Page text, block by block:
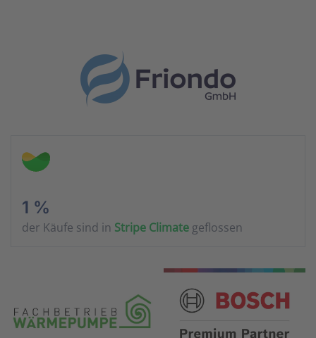
1 %
der Käufe sind in Stripe Climate geflossen